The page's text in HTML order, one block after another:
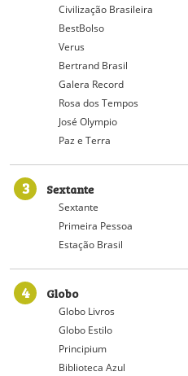
Civilização Brasileira
BestBolso
Verus
Bertrand Brasil
Galera Record
Rosa dos Tempos
José Olympio
Paz e Terra
3 Sextante
Sextante
Primeira Pessoa
Estação Brasil
4 Globo
Globo Livros
Globo Estilo
Principium
Biblioteca Azul